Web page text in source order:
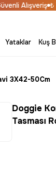
Alışveriş ₺
Yataklar Kuş
3X42-50Cm
Doggie
Tasması